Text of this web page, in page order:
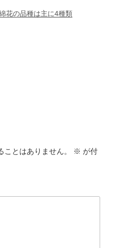
花の品種は主に4種類
とはありません。 ※ が付